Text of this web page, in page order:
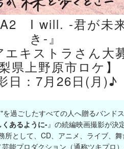
I will. -君が未
き-』
キストラさん大
県上野原市ロケ】
日：7月26日(月)♪
過ごしたすべての人へ贈るバンド
あるように-』の続編映画撮影が決
所として、CD、アニメ、ライブ、
能プロダクション（通称ツキプロ